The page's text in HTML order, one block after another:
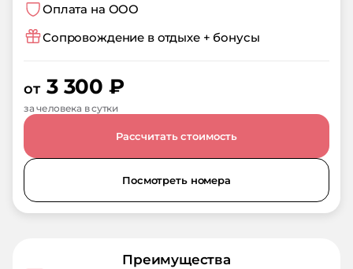
Оплата на ООО
Сопровождение в отдыхе + бонусы
от 3 300 ₽
за человека в сутки
Рассчитать стоимость
Посмотреть номера
Преимущества